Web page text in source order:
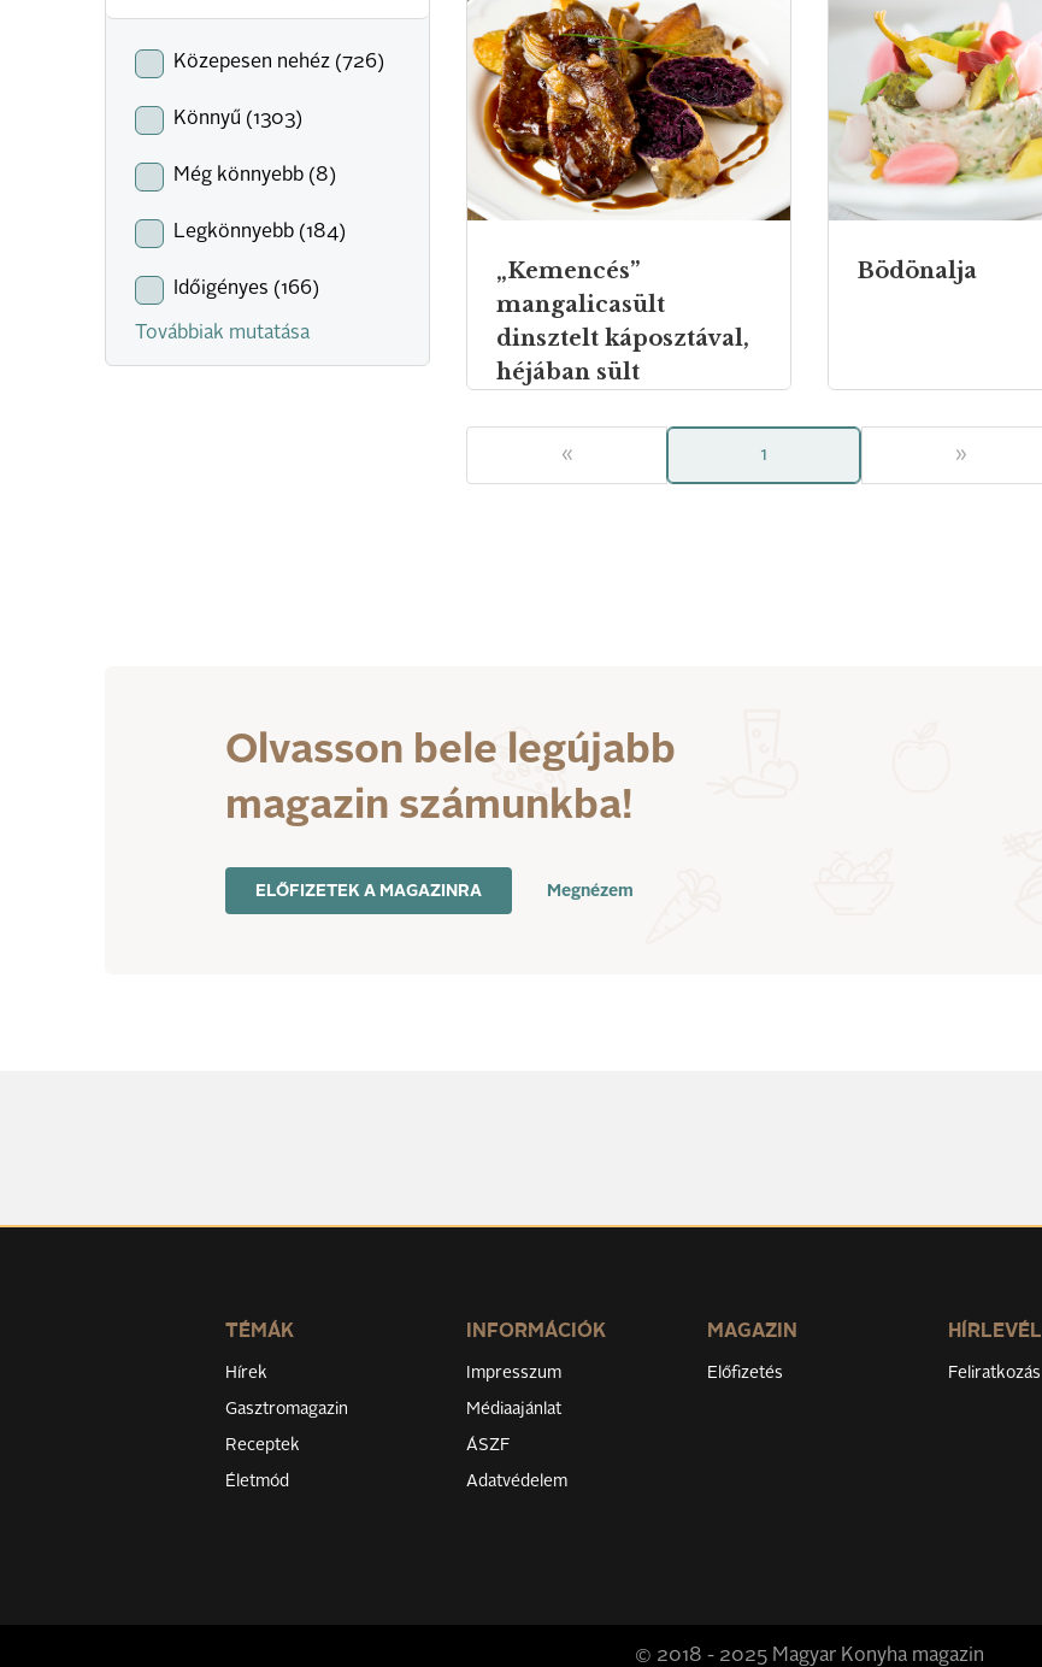
Közepesen nehéz (726)
Könnyű (1303)
Még könnyebb (8)
Legkönnyebb (184)
Időigényes (166)
Továbbiak mutatása
„Kemencés”
mangalicasült
dinsztelt káposztával,
héjában sült
Bödönalja
« 1 »
Olvasson bele legújabb
magazin számunkba!
ELŐFIZETEK A MAGAZINRA Megnézem
TÉMÁK
Hírek
Gasztromagazin
Receptek
Életmód
INFORMÁCIÓK
Impresszum
Médiaajánlat
ÁSZF
Adatvédelem
MAGAZIN
Előfizetés
HÍRLEVÉL
Feliratkozás
© 2018 - 2025 Magyar Konyha magazin